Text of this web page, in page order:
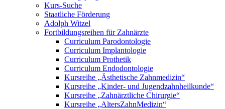
Kurs-Suche
Staatliche Förderung
Adolph Witzel
Fortbildungsreihen für Zahnärzte
Curriculum Parodontologie
Curriculum Implantologie
Curriculum Prothetik
Curriculum Endodontologie
Kursreihe „Ästhetische Zahnmedizin“
Kursreihe „Kinder- und Jugendzahnheilkunde“
Kursreihe „Zahnärztliche Chirurgie“
Kursreihe „AltersZahnMedizin“